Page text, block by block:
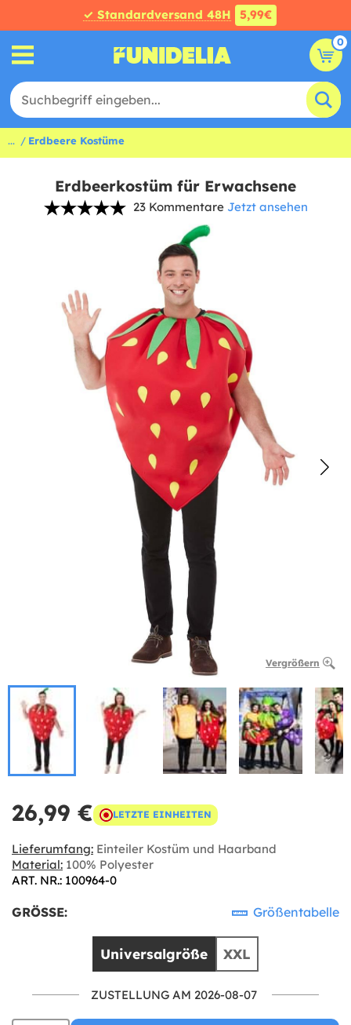
✓ Standardversand 48H 5,99€
0
... Erdbeere Kostüme
Erdbeerkostüm für Erwachsene
23 Kommentare Jetzt ansehen
Vergrößern
26,99 € LETZTE EINHEITEN
Lieferumfang: Einteiler Kostüm und Haarband
Material: 100% Polyester
ART. NR.: 100964-0
GRÖSSE: Größentabelle
Universalgröße XXL
ZUSTELLUNG AM 2026-08-07